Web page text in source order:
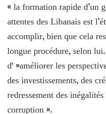
« la formation rapide d’un
attentes des Libanais est
accomplir, bien que cela
longue procédure, selon
d' »améliorer les
des investissements, des
redressement des
corruption ».